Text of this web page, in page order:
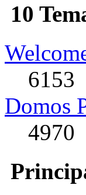
10
6153
Domos
4970